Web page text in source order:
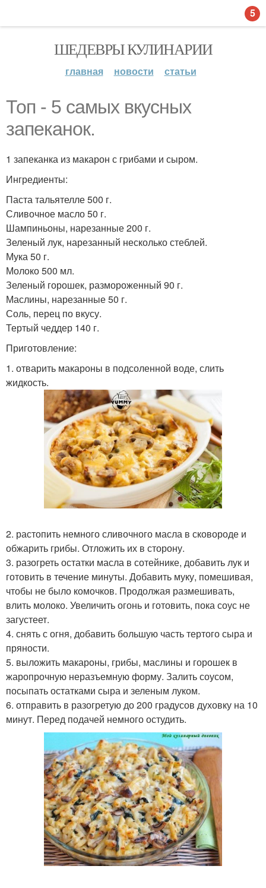
ШЕДЕВРЫ КУЛИНАРИИ
главная новости статьи
Топ - 5 самых вкусных
запеканок.
1 запеканка из макарон с грибами и сыром.
Ингредиенты:
Паста тальятелле 500 г.
Сливочное масло 50 г.
Шампиньоны, нарезанные 200 г.
Зеленый лук, нарезанный несколько стеблей.
Мука 50 г.
Молоко 500 мл.
Зеленый горошек, размороженный 90 г.
Маслины, нарезанные 50 г.
Соль, перец по вкусу.
Тертый чеддер 140 г.
Приготовление:
1. отварить макароны в подсоленной воде, слить
жидкость.
2. растопить немного сливочного масла в сковороде и
обжарить грибы. Отложить их в сторону.
3. разогреть остатки масла в сотейнике, добавить лук и
готовить в течение минуты. Добавить муку, помешивая,
чтобы не было комочков. Продолжая размешивать,
влить молоко. Увеличить огонь и готовить, пока соус не
загустеет.
4. снять с огня, добавить большую часть тертого сыра и
пряности.
5. выложить макароны, грибы, маслины и горошек в
жаропрочную неразъемную форму. Залить соусом,
посыпать остатками сыра и зеленым луком.
6. отправить в разогретую до 200 градусов духовку на 10
минут. Перед подачей немного остудить.
5